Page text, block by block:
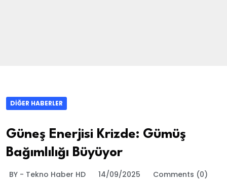
DIĞER HABERLER
Güneş Enerjisi Krizde: Gümüş
Bağımlılığı Büyüyor
BY - Tekno Haber HD 14/09/2025
Comments (0)